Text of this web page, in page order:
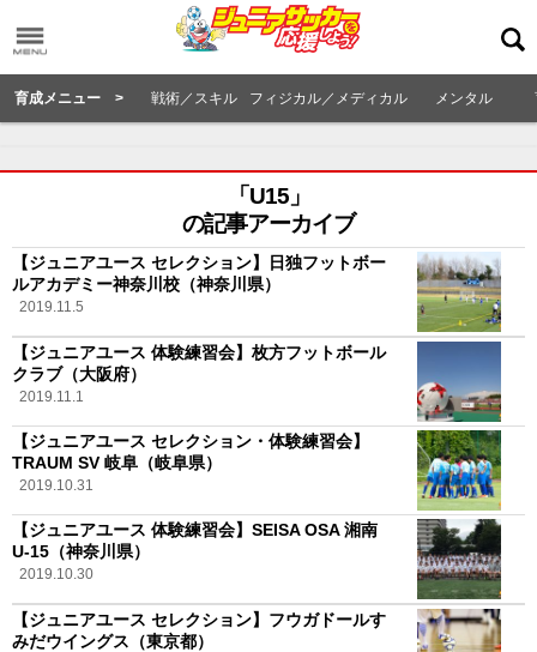
育成メニュー > 戦術／スキル フィジカル／メディカル メンタル
「U15」
の記事アーカイブ
【ジュニアユース セレクション】日独フットボー
ルアカデミー神奈川校（神奈川県）
2019.11.5
【ジュニアユース 体験練習会】枚方フットボール
クラブ（大阪府）
2019.11.1
【ジュニアユース セレクション・体験練習会】
TRAUM SV 岐阜（岐阜県）
2019.10.31
【ジュニアユース 体験練習会】SEISA OSA 湘南
U-15（神奈川県）
2019.10.30
【ジュニアユース セレクション】フウガドールす
みだウイングス（東京都）